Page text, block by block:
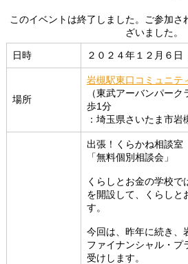
このイベントは終了しました。ご参加
ざいました。
日時 ２０２４年１２月６
場所
岩槻駅東口コミュニテ
（東武アーバンパー
歩1分
：埼玉県さいたま市岩
出張！くらかね相談室
「無料個別相談会」
くらしとお金の学校で
を開設して、くらしと
す。
今回は、昨年に続き、
ファイナンシャル・プ
受けします。